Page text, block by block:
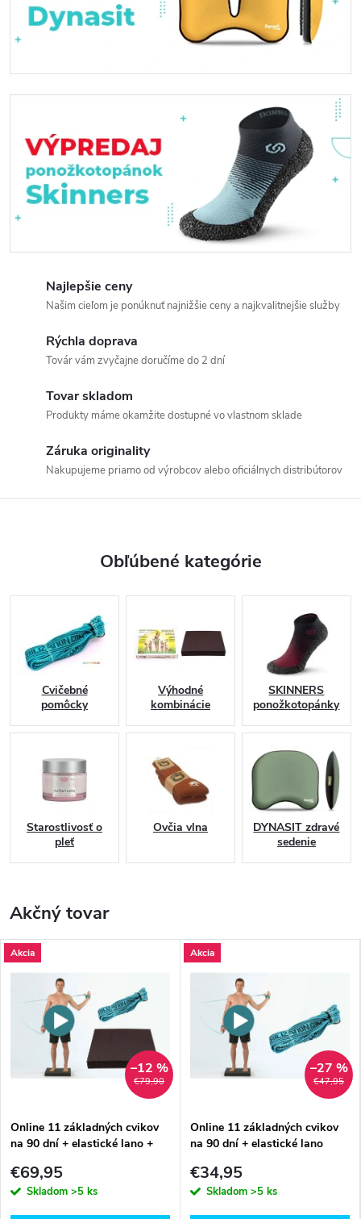
m
m
u
k
Najlepšie ceny
Našim cieľom je ponúknuť najnižšie ceny a najkvalitnejšie služby
Rýchla doprava
Továr vám zvyčajne doručíme do 2 dní
Tovar skladom
Produkty máme okamžite dostupné vo vlastnom sklade
Záruka originality
Nakupujeme priamo od výrobcov alebo oficiálnych distribútorov
Obľúbené kategórie
Cvičebné
pomôcky
Výhodné
kombinácie
SKINNERS
ponožkotopánky
Starostlivosť o
pleť
Ovčia vlna
DYNASIT zdravé
sedenie
Akčný tovar
Akcia
€79,90
–12 %
Online 11 základných cvikov
na 90 dní + elastické lano +
€69,95
Skladom >5 ks
Akcia
€47,95
–27 %
Online 11 základných cvikov
na 90 dní + elastické lano
€34,95
Skladom >5 ks